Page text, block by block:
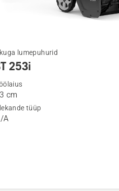
lumepuhurid
253i
cm
tüüp
A